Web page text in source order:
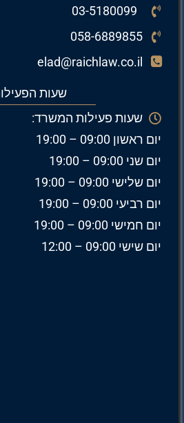
058-6889855
elad@raichlaw.co.il
שעות
שעות פעילות המשרד:
יום ראשון 09:00 – 19:00
יום שני 09:00 – 19:00
יום שלישי 09:00 – 19:00
יום רביעי 09:00 – 19:00
יום חמישי 09:00 – 19:00
יום שישי 09:00 – 12:00